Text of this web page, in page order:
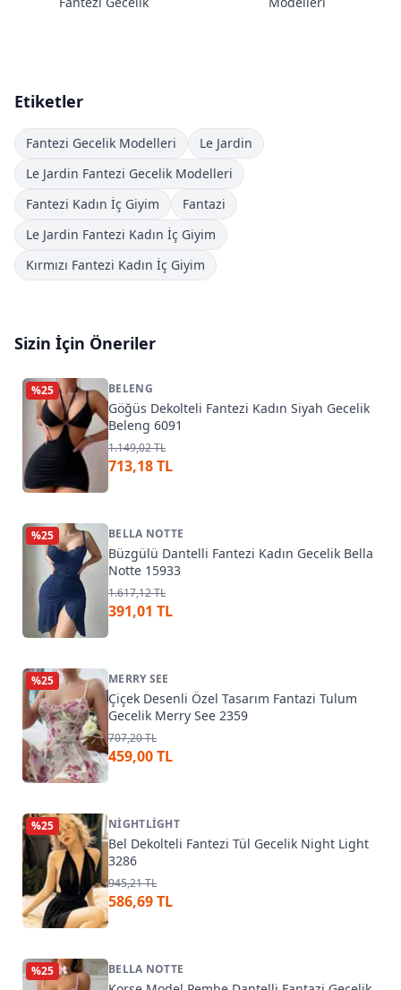
Etiketler
Fantezi Gecelik Modelleri
Le Jardin
Le Jardin Fantezi Gecelik Modelleri
Fantezi Kadın İç Giyim
Fantazi
Le Jardin Fantezi Kadın İç Giyim
Kırmızı Fantezi Kadın İç Giyim
Sizin İçin Öneriler
%25 BELENG
Göğüs Dekolteli Fantezi Kadın Siyah Gecelik
Beleng 6091
1.149,02 TL
713,18 TL
%25 BELLA NOTTE
Büzgülü Dantelli Fantezi Kadın Gecelik Bella
Notte 15933
1.617,12 TL
391,01 TL
%25 MERRY SEE
Çiçek Desenli Özel Tasarım Fantazi Tulum
Gecelik Merry See 2359
707,20 TL
459,00 TL
%25 NIGHTLIGHT
Bel Dekolteli Fantezi Tül Gecelik Night Light
3286
945,21 TL
586,69 TL
%25 BELLA NOTTE